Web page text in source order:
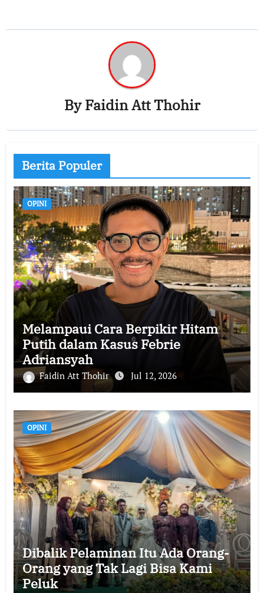
ByFaidin Att Thohir
Berita Populer
OPINI
Melampaui Cara Berpikir Hitam
Putih dalam Kasus Febrie
Adriansyah
Faidin Att Thohir Jul 12, 2026
OPINI
Dibalik Pelaminan Itu Ada Orang-
Orang yang Tak Lagi Bisa Kami
Peluk